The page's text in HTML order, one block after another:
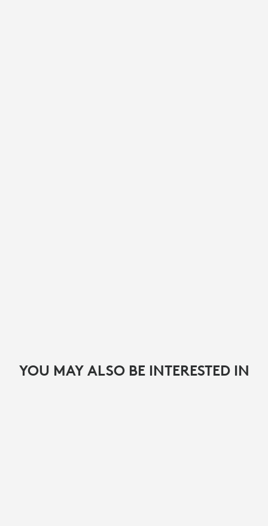
YOU MAY ALSO BE INTERESTED IN